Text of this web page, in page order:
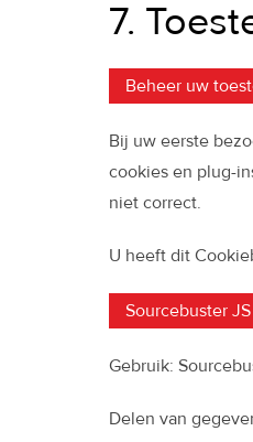
7.
Beheer uw
Bij uw eerste
cookies en plug-
niet correct.
U heeft dit
Sourcebuster
Gebruik:
Delen van